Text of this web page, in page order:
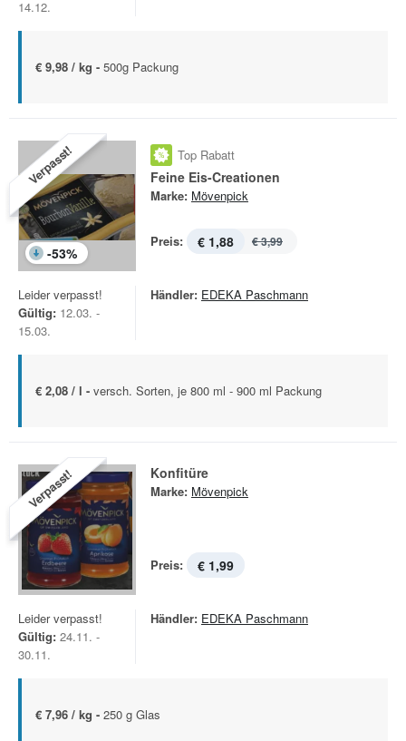
14.12.
€ 9,98 / kg - 500g Packung
Verpasst!
-53%
Top Rabatt
Feine Eis-Creationen
Marke: Mövenpick
Preis: € 1,88 € 3,99
Leider verpasst!
Gültig: 12.03. -
15.03.
Händler: EDEKA Paschmann
€ 2,08 / l - versch. Sorten, je 800 ml - 900 ml Packung
Verpasst! Konfitüre
Marke: Mövenpick
Preis: € 1,99
Leider verpasst!
Gültig: 24.11. -
30.11.
Händler: EDEKA Paschmann
€ 7,96 / kg - 250 g Glas